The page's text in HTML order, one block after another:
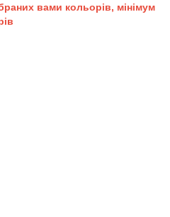
вами кольорів, мінімум